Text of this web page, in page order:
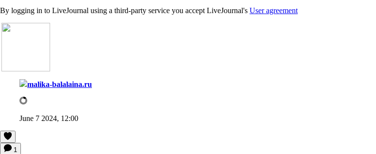
By logging in to LiveJournal using a third-party service you accept LiveJournal's User agreement
malika-balalaina.ru
June 7 2024, 12:00
1